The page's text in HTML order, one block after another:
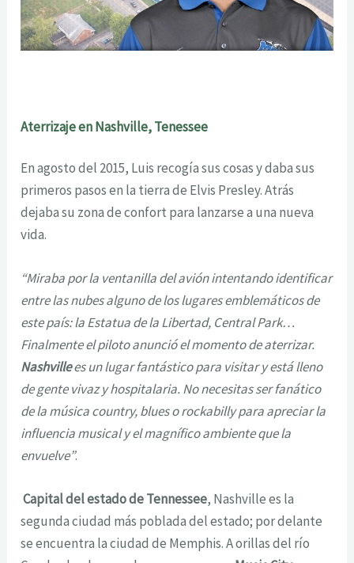
Aterrizaje en Nashville, Tenessee
En agosto del 2015, Luis recogía sus cosas y daba sus
primeros pasos en la tierra de Elvis Presley. Atrás
dejaba su zona de confort para lanzarse a una nueva
vida.
“Miraba por la ventanilla del avión intentando identificar
entre las nubes alguno de los lugares emblemáticos de
este país: la Estatua de la Libertad, Central Park…
Finalmente el piloto anunció el momento de aterrizar.
Nashvillees un lugar fantástico para visitar y está lleno
de gente vivaz y hospitalaria. No necesitas ser fanático
de la música country, blues o rockabilly para apreciar la
influencia musical y el magnífico ambiente que la
envuelve”.
Capital del estado de Tennessee, Nashville es la
segunda ciudad más poblada del estado; por delante
se encuentra la ciudad de Memphis. A orillas del río